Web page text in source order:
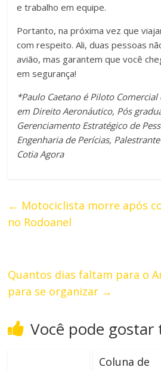
e trabalho em equipe.
Portanto, na próxima vez que
com respeito. Ali, duas pessoas
avião, mas garantem que você
em segurança!
*Paulo Caetano é Piloto Comercial
em Direito Aeronáutico, Pós
Gerenciamento Estratégico de
Engenharia de Perícias,
Cotia Agora
← Motociclista morre após
no Rodoanel
Quantos dias faltam para o
para se organizar →
Você pode gostar
Coluna de